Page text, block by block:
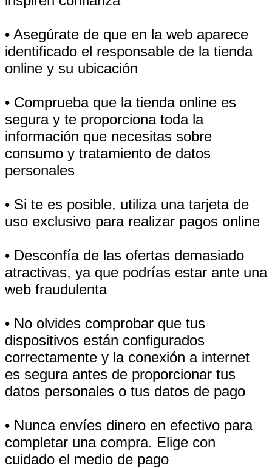
• Asegúrate de que en la web aparece
identificado el responsable de la tienda
online y su ubicación
• Comprueba que la tienda online es
segura y te proporciona toda la
información que necesitas sobre
consumo y tratamiento de datos
personales
• Si te es posible, utiliza una tarjeta de
uso exclusivo para realizar pagos online
• Desconfía de las ofertas demasiado
atractivas, ya que podrías estar ante una
web fraudulenta
• No olvides comprobar que tus
dispositivos están configurados
correctamente y la conexión a internet
es segura antes de proporcionar tus
datos personales o tus datos de pago
• Nunca envíes dinero en efectivo para
completar una compra. Elige con
cuidado el medio de pago